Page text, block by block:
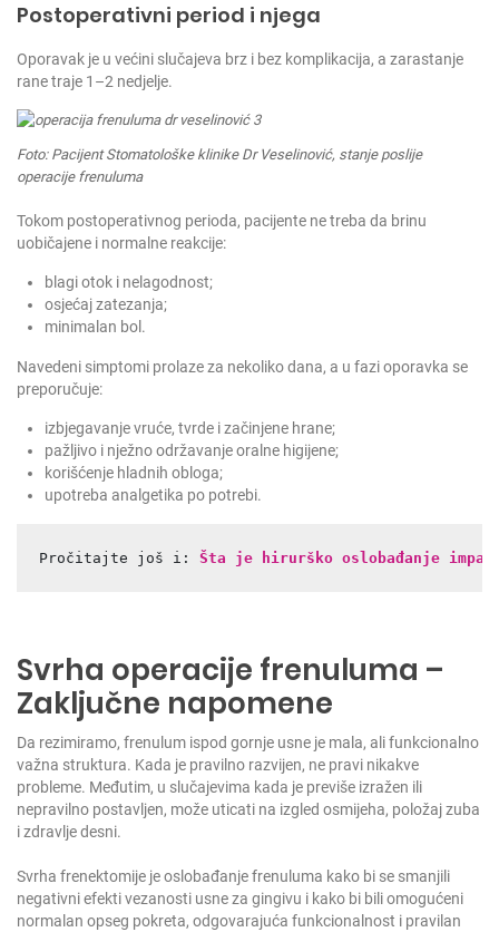
Postoperativni period i njega
Oporavak je u većini slučajeva brz i bez komplikacija, a zarastanje
rane traje 1–2 nedjelje.
Foto: Pacijent Stomatološke klinike Dr Veselinović, stanje poslije
operacije frenuluma
Tokom postoperativnog perioda, pacijente ne treba da brinu
uobičajene i normalne reakcije:
blagi otok i nelagodnost;
osjećaj zatezanja;
minimalan bol.
Navedeni simptomi prolaze za nekoliko dana, a u fazi oporavka se
preporučuje:
izbjegavanje vruće, tvrde i začinjene hrane;
pažljivo i nježno održavanje oralne higijene;
korišćenje hladnih obloga;
upotreba analgetika po potrebi.
Pročitajte još i: Šta je hirurško oslobađanje
Svrha operacije frenuluma –
Zaključne napomene
Da rezimiramo, frenulum ispod gornje usne je mala, ali funkcionalno
važna struktura. Kada je pravilno razvijen, ne pravi nikakve
probleme. Međutim, u slučajevima kada je previše izražen ili
nepravilno postavljen, može uticati na izgled osmijeha, položaj zuba
i zdravlje desni.
Svrha frenektomije je oslobađanje frenuluma kako bi se smanjili
negativni efekti vezanosti usne za gingivu i kako bi bili omogućeni
normalan opseg pokreta, odgovarajuća funkcionalnost i pravilan